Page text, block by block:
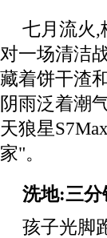
七月流火,
对一场清洁
藏着饼干渣
阴雨泛着潮
天狼星
家"。
洗地:三分
孩子光脚